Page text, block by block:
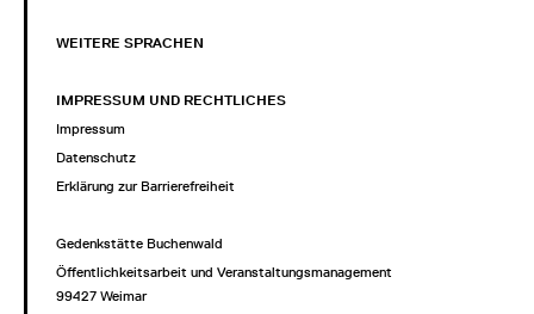
WEITERE SPRACHEN
IMPRESSUM UND RECHTLICHES
Impressum
Datenschutz
Erklärung zur Barrierefreiheit
Gedenkstätte Buchenwald
Öffentlichkeitsarbeit und Veranstaltungsmanagement
99427 Weimar